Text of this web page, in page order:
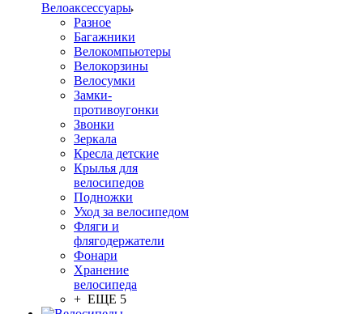
Велоаксессуары
Разное
Багажники
Велокомпьютеры
Велокорзины
Велосумки
Замки-
противоугонки
Звонки
Зеркала
Кресла детские
Крылья для
велосипедов
Подножки
Уход за велосипедом
Фляги и
флягодержатели
Фонари
Хранение
велосипеда
+ ЕЩЕ 5